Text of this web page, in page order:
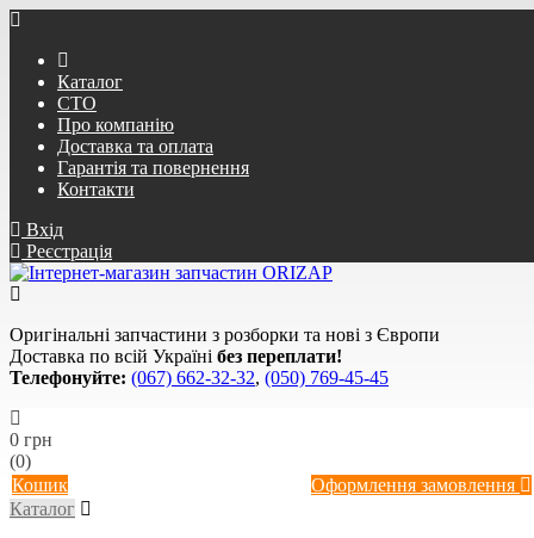
Каталог
СТО
Про компанію
Доставка та оплата
Гарантія та повернення
Контакти
Вхід
Реєстрація
Оригінальні запчастини з розборки та нові з Європи
Доставка по всій Україні без переплати!
Телефонуйте: (067) 662-32-32, (050) 769-45-45
0 грн
(0)
Кошик
Оформлення замовлення
Каталог